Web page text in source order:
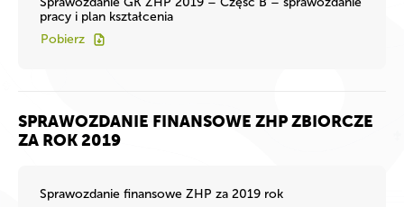
pracy i plan kształcenia
Pobierz
SPRAWOZDANIE FINANSOWE ZHP ZBIORCZE
ZA ROK 2019
Sprawozdanie finansowe ZHP za 2019 rok